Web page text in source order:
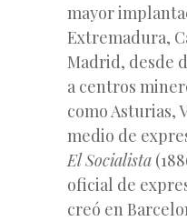
mayor
Extremadura,
Madrid, desde
a centros
como Asturias,
medio de
El Socialista
oficial de
creó en